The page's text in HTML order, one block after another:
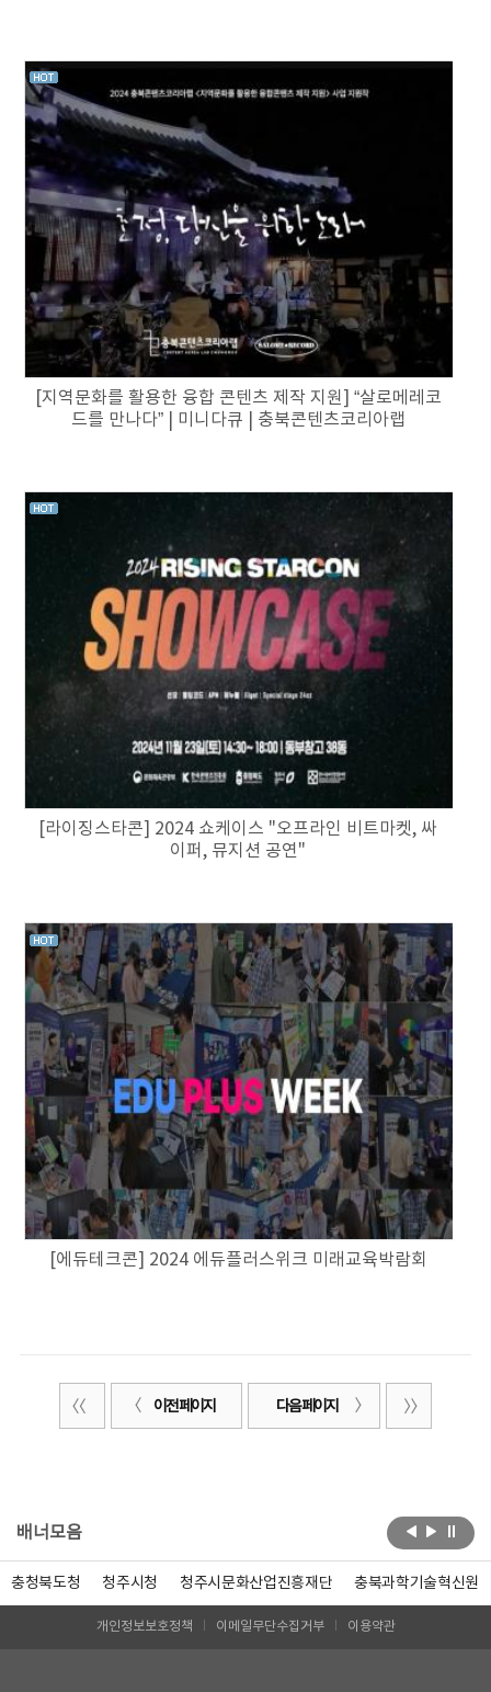
[지역문화를 활용한 융합 콘텐츠 제작 지원] “살로메레코
드를 만나다” | 미니다큐 | 충북콘텐츠코리아랩
[라이징스타콘] 2024 쇼케이스 "오프라인 비트마켓, 싸
이퍼, 뮤지션 공연"
[에듀테크콘] 2024 에듀플러스위크 미래교육박람회
이전 페이지 다음 페이지
배너모음
충청북도청 청주시청 청주시문화산업진흥재단 충북과학기술혁신원
개인정보보호정책 이메일무단수집거부 이용약관